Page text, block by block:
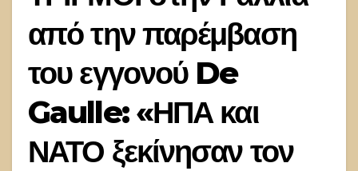
από την παρέμβαση
του εγγονού De
Gaulle: «ΗΠΑ και
ΝΑΤΟ ξεκίνησαν τον